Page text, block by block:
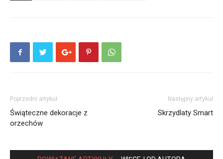
Poprzedni artykuł
Świąteczne dekoracje z
orzechów
Następny artykuł
Skrzydlaty Smart